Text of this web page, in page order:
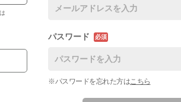
パスワード 必須
※パスワードを忘れた方はこちら